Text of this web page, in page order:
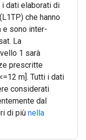
dati elaborati di
che hanno
e sono inter-
La
1 sarà
prescritte
m]. Tutti i dati
considerati
dal
di più nella